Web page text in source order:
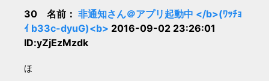
30 名前： 非通知さん＠アプリ起動中 </b>(ﾜｯﾁｮ
ｲ b33c-dyuG)<b> 2016-09-02 23:26:01
ID:yZjEzMzdk
ほ